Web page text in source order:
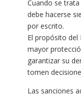
Cuando se
debe hacerse
por escrito.
El propósito del
mayor
garantizar su
tomen
Las sanciones